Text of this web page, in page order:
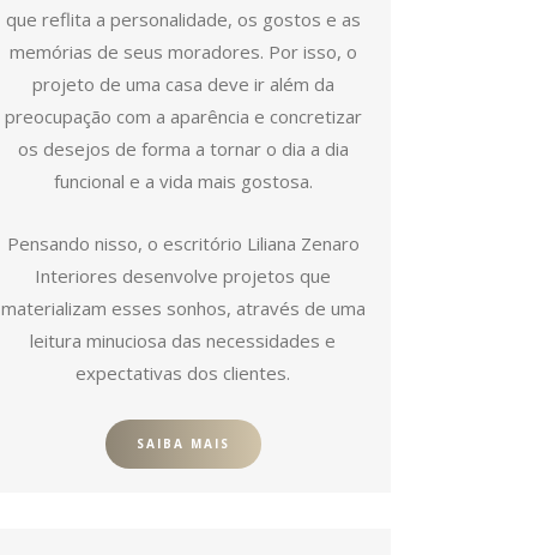
que reflita a personalidade, os gostos e as
memórias de seus moradores. Por isso, o
projeto de uma casa deve ir além da
preocupação com a aparência e concretizar
os desejos de forma a tornar o dia a dia
funcional e a vida mais gostosa.
Pensando nisso, o escritório Liliana Zenaro
Interiores desenvolve projetos que
materializam esses sonhos, através de uma
leitura minuciosa das necessidades e
expectativas dos clientes.
SAIBA MAIS